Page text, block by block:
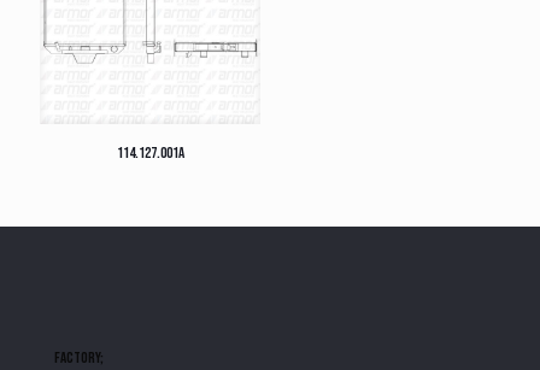
114.127.001A
Factory;